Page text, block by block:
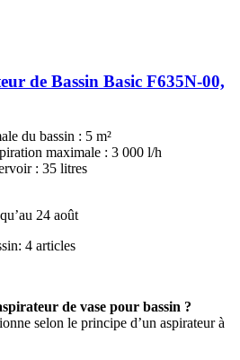
de Bassin Basic F635N-​00,
du bassin : 5 m²
maximale : 3 000 l/h
: 35 litres
24 août
4 articles
de vase pour bassin ?
selon le principe d’un aspirateur à